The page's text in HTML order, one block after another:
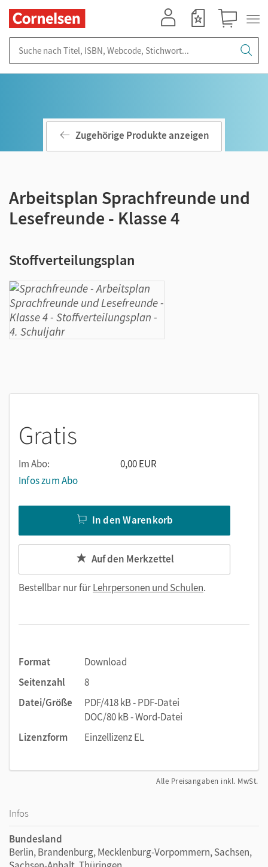
Zugehörige Produkte anzeigen
Arbeitsplan Sprachfreunde und
Lesefreunde - Klasse 4
Stoffverteilungsplan
Gratis
Im Abo:
0,00 EUR
Infos zum Abo
In den Warenkorb
Auf den Merkzettel
Bestellbar nur fürLehrpersonen und Schulen.
Format
Download
Seitenzahl
8
Datei/Größe
PDF/418 kB - PDF-Datei
DOC/80 kB - Word-Datei
Lizenzform
Einzellizenz EL
Alle Preisangaben inkl. MwSt.
Infos
Bundesland
Berlin, Brandenburg, Mecklenburg-Vorpommern, Sachsen,